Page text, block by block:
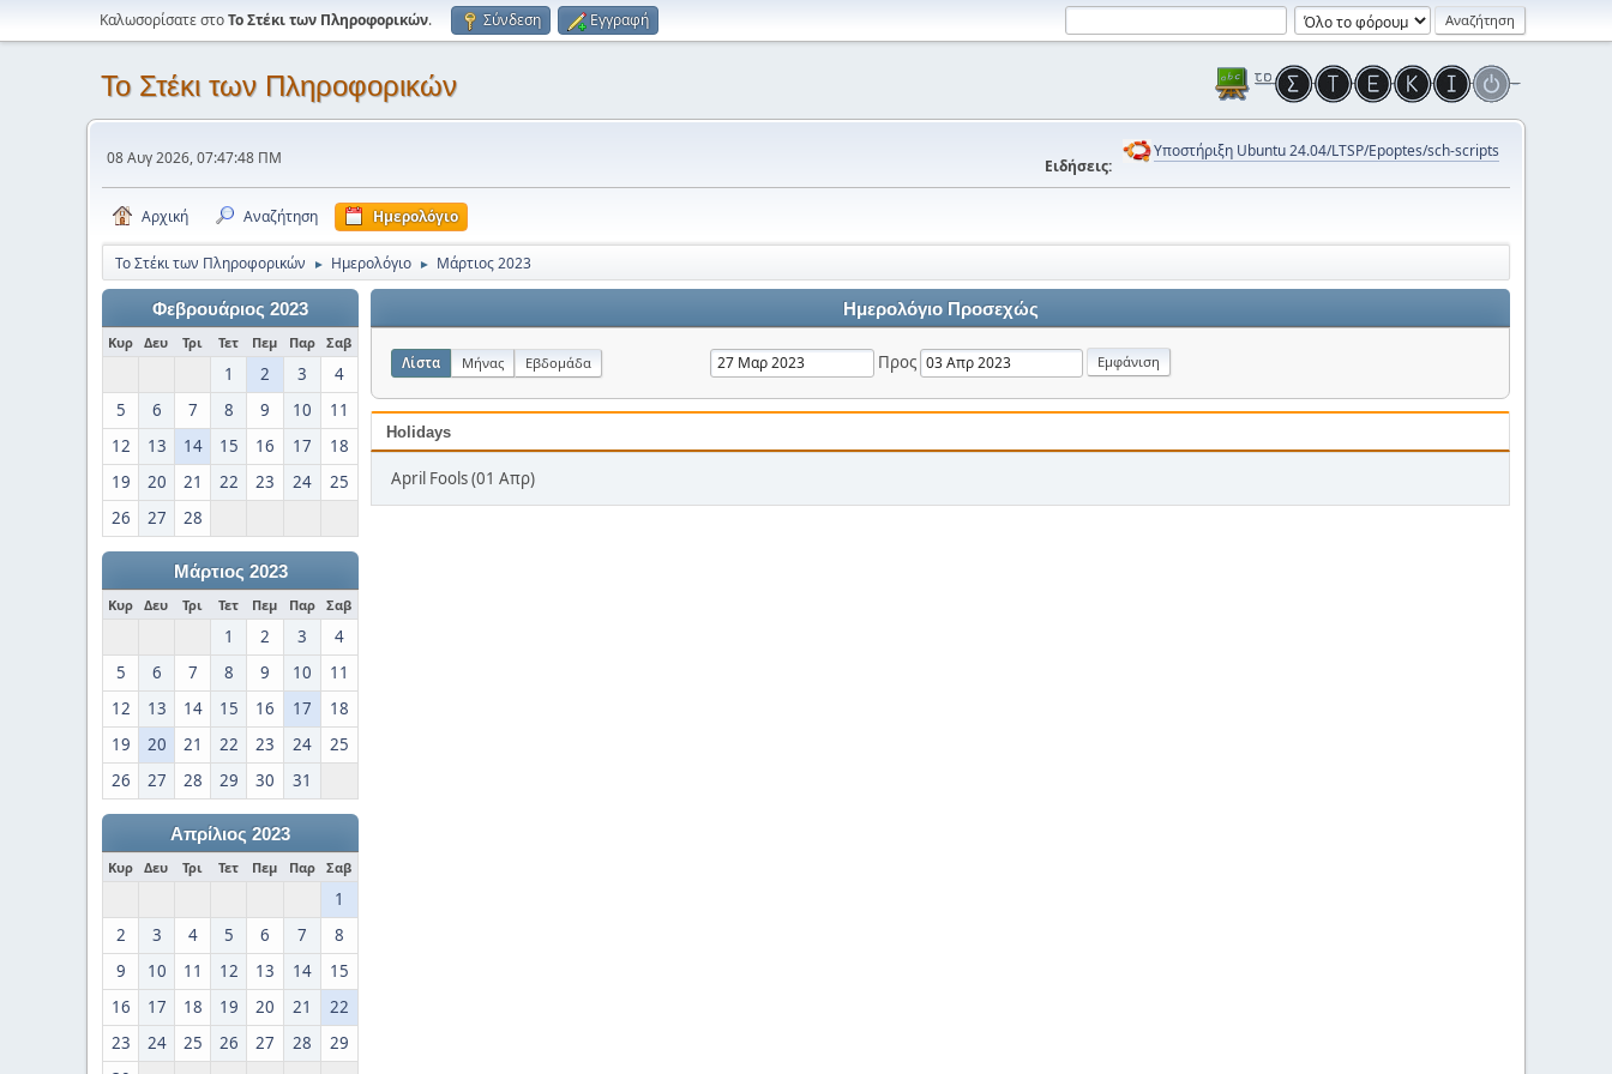
Καλωσορίσατε στοΤο Στέκι των Πληροφορικών. Σύνδεση Εγγραφή
Το Στέκι των Πληροφορικών
08 Αυγ 2026, 07:47:48 ΠΜ Ειδήσεις:
Υποστήριξη Ubuntu 24.04/LTSP/Epoptes/sch-scripts
Αρχική Αναζήτηση Ημερολόγιο
Το Στέκι των Πληροφορικών ► Ημερολόγιο ► Μάρτιος 2023
Φεβρουάριος 2023
Κυρ Δευ Τρι Τετ Πεμ Παρ Σαβ
1 2 3
4
5
6 7 8 9 10
11
12
13 14 15 16 17
18
19
20 21 22 23 24
25
26
27 28
Μάρτιος 2023
Κυρ Δευ Τρι Τετ Πεμ Παρ Σαβ
1 2 3
4
5
6 7 8 9 10
11
12
13 14 15 16 17
18
19
20 21 22 23 24
25
26
27 28 29 30 31
Απρίλιος 2023
Κυρ Δευ Τρι Τετ Πεμ Παρ Σαβ
1
2
3 4 5 6 7
8
9
10 11 12 13 14
15
16
17 18 19 20 21
22
23
24 25 26 27 28
29
Ημερολόγιο Προσεχώς
Λίστα Μήνας Εβδομάδα Προς
Holidays
April Fools (01 Απρ)